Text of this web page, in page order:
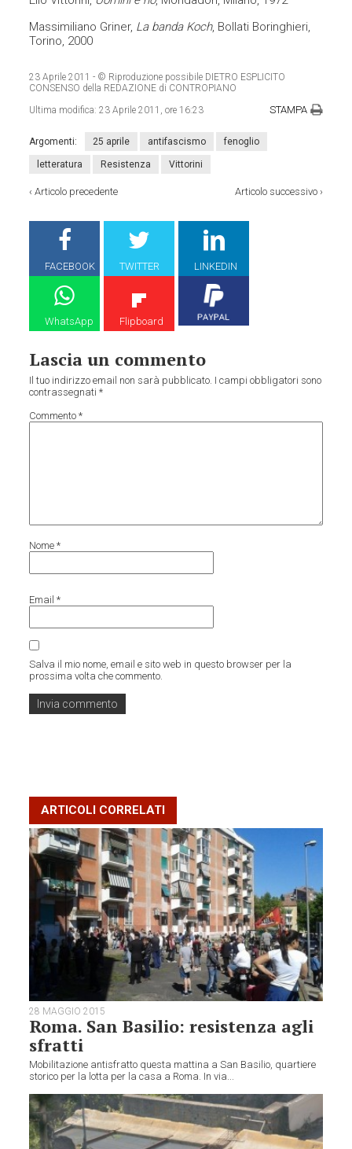
Massimiliano Griner, La banda Koch, Bollati Boringhieri,
Torino, 2000
23 Aprile 2011 - © Riproduzione possibile DIETRO ESPLICITO
CONSENSO della REDAZIONE di CONTROPIANO
Ultima modifica:23 Aprile 2011, ore 16:23 STAMPA
Argomenti: 25 aprile antifascismo fenoglio
letteratura Resistenza Vittorini
‹Articolo precedente Articolo successivo›
FACEBOOK TWITTER LINKEDIN
WhatsApp Flipboard
Lascia un commento
Il tuo indirizzo email non sarà pubblicato. I campi obbligatori sono
contrassegnati*
Commento*
Nome*
Email*
Salva il mio nome, email e sito web in questo browser per la
prossima volta che commento.
ARTICOLI CORRELATI
28 MAGGIO 2015
Roma. San Basilio: resistenza agli
sfratti
Mobilitazione antisfratto questa mattina a San Basilio, quartiere
storico per la lotta per la casa a Roma. In via...